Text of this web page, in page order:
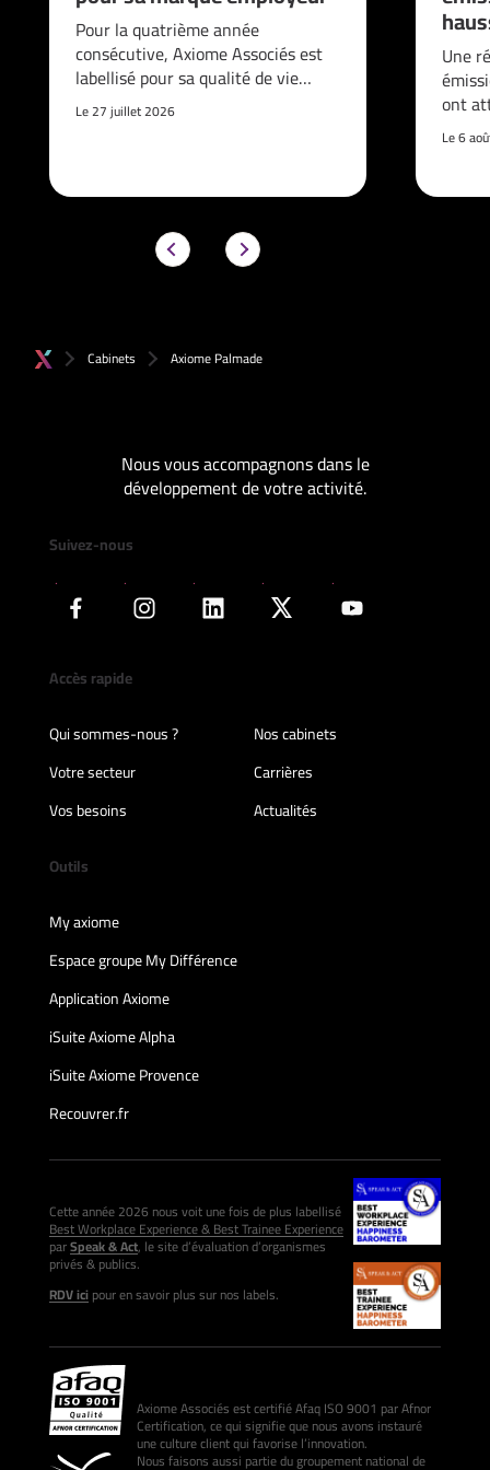
Pour la quatrième année
consécutive, Axiome Associés est
labellisé pour sa qualité de vie…
Le 27 juillet 2026
Une
ont
Le 6
Cabinets Axiome Palmade
Nous vous accompagnons dans le
développement de votre activité.
Suivez-nous
Accès rapide
Qui sommes-nous ?
Nos cabinets
Votre secteur
Carrières
Vos besoins
Actualités
Outils
My axiome
Espace groupe My Différence
Application Axiome
iSuite Axiome Alpha
iSuite Axiome Provence
Recouvrer.fr
Cette année 2026 nous voit une fois de plus labellisé
Best Workplace Experience & Best Trainee Experience
parSpeak & Act, le site d’évaluation d’organismes
privés & publics.
RDV icipour en savoir plus sur nos labels.
Axiome Associés est certifié Afaq ISO 9001 par Afnor
Certification, ce qui signifie que nous avons instauré
une culture client qui favorise l’innovation.
Nous faisons aussi partie du groupement national de